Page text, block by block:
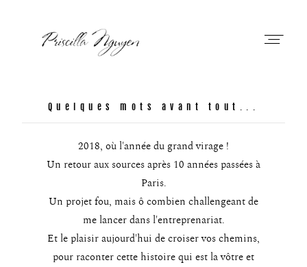
Quelques mots avant tout...
2018, où l'année du grand virage !
Un retour aux sources après 10 années passées à
Paris.
Un projet fou, mais ô combien challengeant de
me lancer dans l'entreprenariat.
Et le plaisir aujourd'hui de croiser vos chemins,
pour raconter cette histoire qui est la vôtre et
Priscilla Nguyen
A Propos
Prestations
Portfolio